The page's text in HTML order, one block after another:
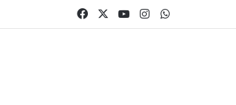
FacebookYouTubeInstagram